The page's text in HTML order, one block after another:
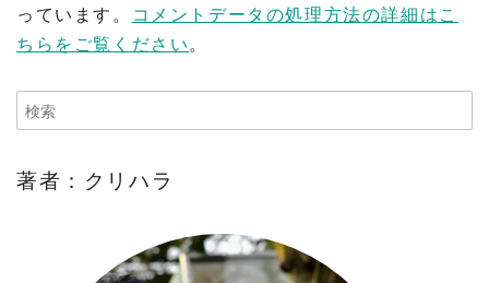
っています。
コメントデータの処理方法の詳細はこ
ちらをご覧ください。
著者：クリハラ